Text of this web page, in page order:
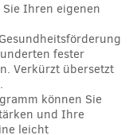
Sie Ihren eigenen
fester
Verkürzt übersetzt
können Sie
und Ihre
leicht